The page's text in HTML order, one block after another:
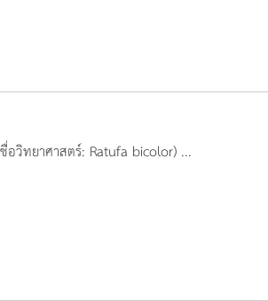
วิทยาศาสตร์: Ratufa bicolor) ...